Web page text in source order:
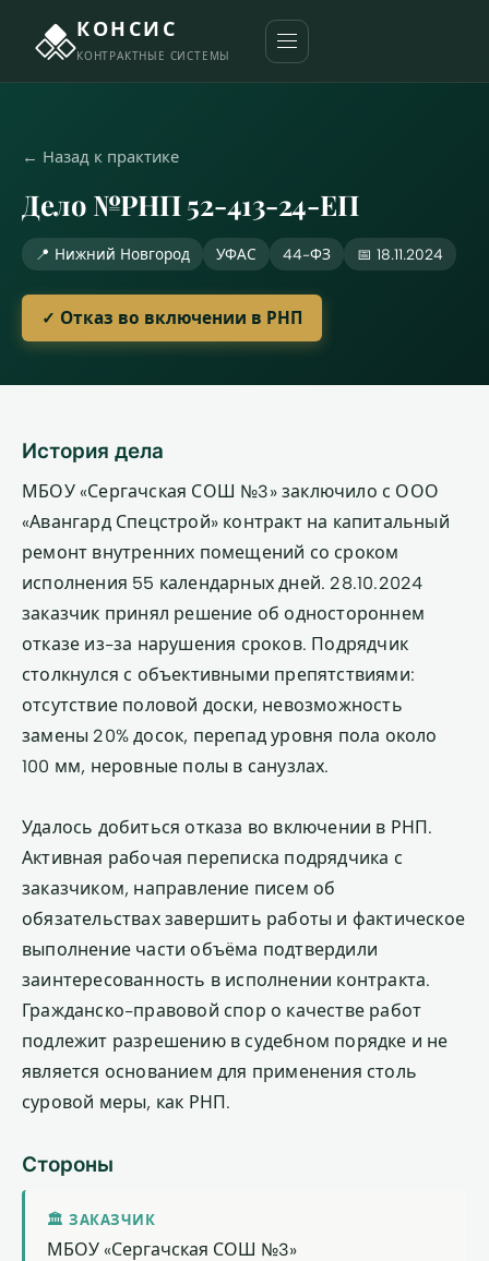
КОНСИС
КОНТРАКТНЫЕ СИСТЕМЫ
← Назад к практике
Дело №РНП 52-413-24-ЕП
📍 Нижний Новгород УФАС 44-ФЗ 📅 18.11.2024
✓ Отказ во включении в РНП
История дела
МБОУ «Сергачская СОШ №3» заключило с ООО
«Авангард Спецстрой» контракт на капитальный
ремонт внутренних помещений со сроком
исполнения 55 календарных дней. 28.10.2024
заказчик принял решение об одностороннем
отказе из-за нарушения сроков. Подрядчик
столкнулся с объективными препятствиями:
отсутствие половой доски, невозможность
замены 20% досок, перепад уровня пола около
100 мм, неровные полы в санузлах.
Удалось добиться отказа во включении в РНП.
Активная рабочая переписка подрядчика с
заказчиком, направление писем об
обязательствах завершить работы и фактическое
выполнение части объёма подтвердили
заинтересованность в исполнении контракта.
Гражданско-правовой спор о качестве работ
подлежит разрешению в судебном порядке и не
является основанием для применения столь
суровой меры, как РНП.
Стороны
🏛 ЗАКАЗЧИК
МБОУ «Сергачская СОШ №3»